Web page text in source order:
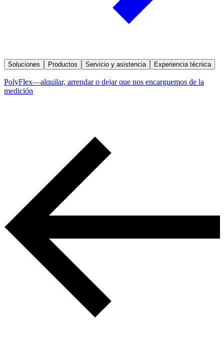
Soluciones Productos Servicio y asistencia Experiencia técnica
PolyFlex—alquilar, arrendar o dejar que nos encarguemos de la
medición